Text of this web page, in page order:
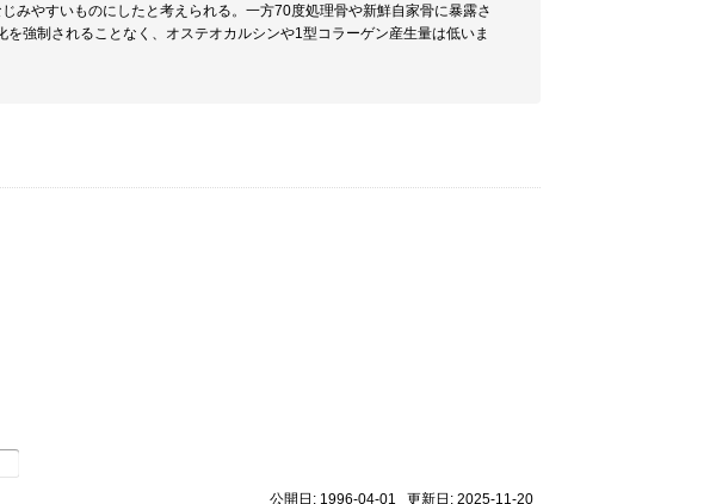
みやすいものにしたと考えられる。一方70度処理骨や新鮮自家骨に暴露さ
強制されることなく、オステオカルシンや1型コラーゲン産生量は低いま
公開日: 1996-04-01 更新日: 2025-11-20